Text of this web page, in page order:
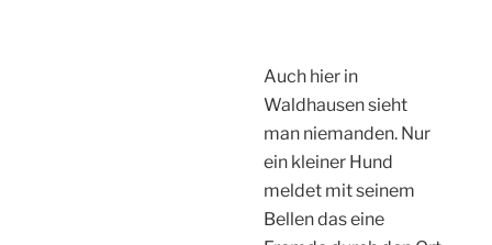
Auch hier in
Waldhausen sieht
man niemanden. Nur
ein kleiner Hund
meldet mit seinem
Bellen das eine